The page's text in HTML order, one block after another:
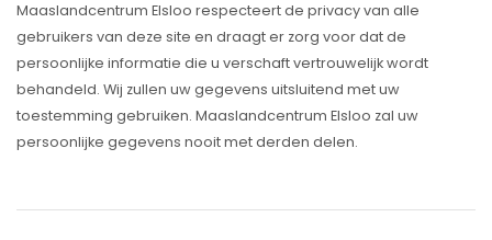
Maaslandcentrum Elsloo respecteert de privacy van alle
gebruikers van deze site en draagt er zorg voor dat de
persoonlijke informatie die u verschaft vertrouwelijk wordt
behandeld. Wij zullen uw gegevens uitsluitend met uw
toestemming gebruiken. Maaslandcentrum Elsloo zal uw
persoonlijke gegevens nooit met derden delen.